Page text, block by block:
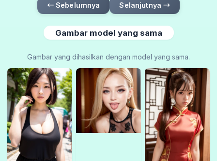
← Sebelumnya Selanjutnya →
Gambar model yang sama
Gambar yang dihasilkan dengan model yang sama.